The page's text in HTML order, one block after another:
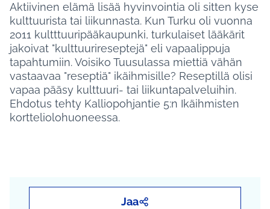
Aktiivinen elämä lisää hyvinvointia oli sitten kyse
kulttuurista tai liikunnasta. Kun Turku oli vuonna
2011 kultttuuripääkaupunki, turkulaiset lääkärit
jakoivat "kulttuurireseptejä" eli vapaalippuja
tapahtumiin. Voisiko Tuusulassa miettiä vähän
vastaavaa "reseptiä" ikäihmisille? Reseptillä olisi
vapaa pääsy kulttuuri- tai liikuntapalveluihin.
Ehdotus tehty Kalliopohjantie 5:n Ikäihmisten
kortteliolohuoneessa.
Jaa